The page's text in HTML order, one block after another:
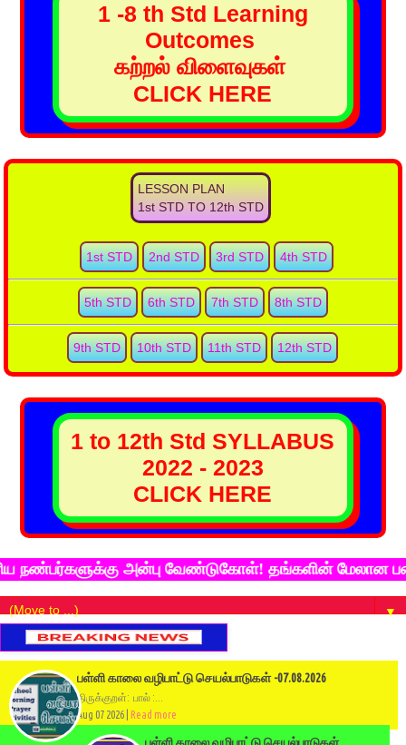
1 -8 th Std Learning
Outcomes
கற்றல் விளைவுகள்
CLICK HERE
LESSON PLAN
1st STD TO 12th STD
1st STD 2nd STD 3rd STD 4th STD
5th STD 6th STD 7th STD 8th STD
9th STD 10th STD 11th STD 12th STD
1 to 12th Std SYLLABUS
2022 - 2023
CLICK HERE
அன்பு வேண்டுகோள்! தங்களின் மேலான
▼
பள்ளி காலை வழிபாட்டு செயல்பாடுகள் -07.08.2026
திருக்குறள்: பால் :...
Aug 07 2026 |
Read more